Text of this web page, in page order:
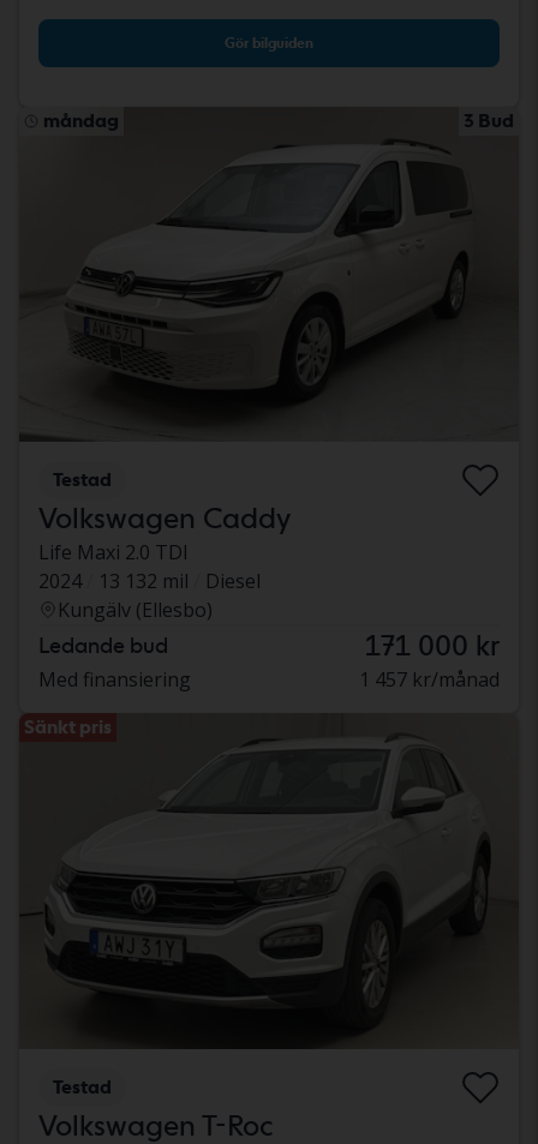
Gör bilguiden
måndag 3 Bud
Testad
Volkswagen Caddy
Life Maxi 2.0 TDI
2024
13 132 mil
Diesel
Kungälv (Ellesbo)
Ledande bud 171 000 kr
Med finansiering 1 457 kr/månad
Sänkt pris
Testad
Volkswagen T-Roc